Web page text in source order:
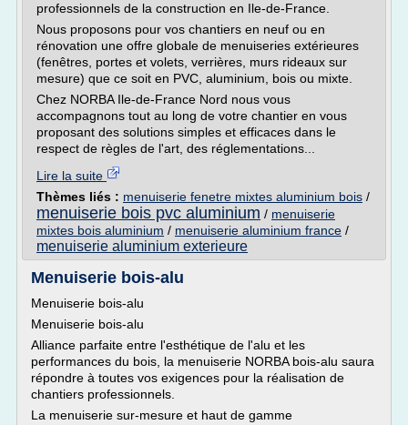
professionnels de la construction en Ile-de-France.
Nous proposons pour vos chantiers en neuf ou en
rénovation une offre globale de menuiseries extérieures
(fenêtres, portes et volets, verrières, murs rideaux sur
mesure) que ce soit en PVC, aluminium, bois ou mixte.
Chez NORBA Ile-de-France Nord nous vous
accompagnons tout au long de votre chantier en vous
proposant des solutions simples et efficaces dans le
respect de règles de l'art, des réglementations...
Lire la suite
Thèmes liés : menuiserie fenetre mixtes aluminium bois /
menuiserie bois pvc aluminium / menuiserie
mixtes bois aluminium / menuiserie aluminium france /
menuiserie aluminium exterieure
Menuiserie bois-alu
Menuiserie bois-alu
Menuiserie bois-alu
Alliance parfaite entre l'esthétique de l'alu et les
performances du bois, la menuiserie NORBA bois-alu saura
répondre à toutes vos exigences pour la réalisation de
chantiers professionnels.
La menuiserie sur-mesure et haut de gamme